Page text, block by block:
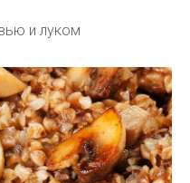
и луком